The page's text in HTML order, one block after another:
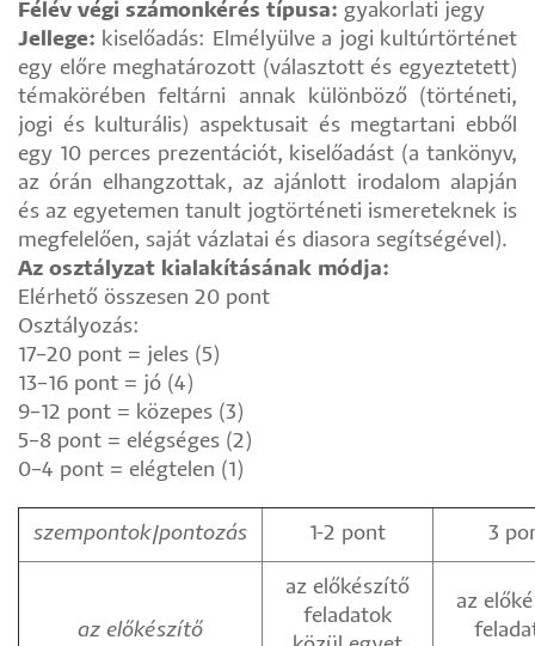
Félév végi számonkérés típusa: gyakorlati jegy
Jellege: kiselőadás: Elmélyülve a jogi kultúrtörténet
egy előre meghatározott (választott és egyeztetett)
témakörében feltárni annak különböző (történeti,
jogi és kulturális) aspektusait és megtartani ebből
egy 10 perces prezentációt, kiselőadást (a tankönyv,
az órán elhangzottak, az ajánlott irodalom alapján
és az egyetemen tanult jogtörténeti ismereteknek is
megfelelően, saját vázlatai és diasora segítségével).
Az osztályzat kialakításának módja:
Elérhető összesen 20 pont
Osztályozás:
17–20 pont = jeles (5)
13–16 pont = jó (4)
9–12 pont = közepes (3)
5–8 pont = elégséges (2)
0–4 pont = elégtelen (1)
szempontok/pontozás 1-2 pont 3
az előkészítő
az előkészítő
feladatok
az